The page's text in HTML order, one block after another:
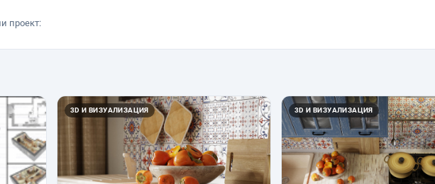
проект:
3D И ВИЗУАЛИЗАЦИЯ 3D И ВИЗУАЛИЗАЦИЯ